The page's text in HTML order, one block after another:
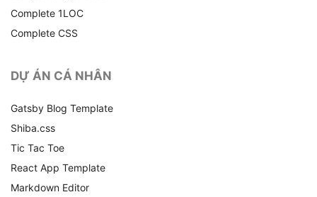
Complete 1LOC
Complete CSS
DỰ ÁN CÁ NHÂN
Gatsby Blog Template
Shiba.css
Tic Tac Toe
React App Template
Markdown Editor